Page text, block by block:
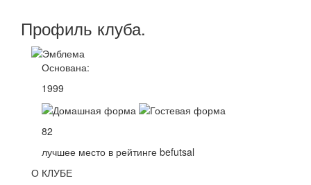
Профиль клуба.
Основана:
1999
82
лучшее место в рейтинге befutsal
О КЛУБЕ